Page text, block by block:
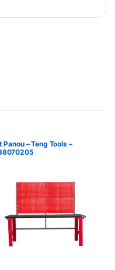
Panou – Teng Tools –